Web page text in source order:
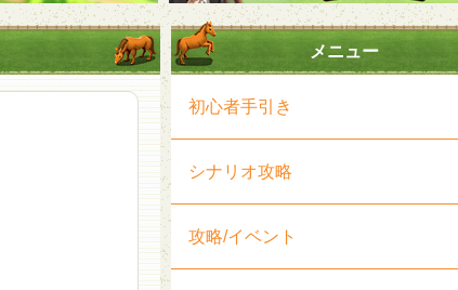
メニュー
初心者手引き
シナリオ攻略
攻略/イベント